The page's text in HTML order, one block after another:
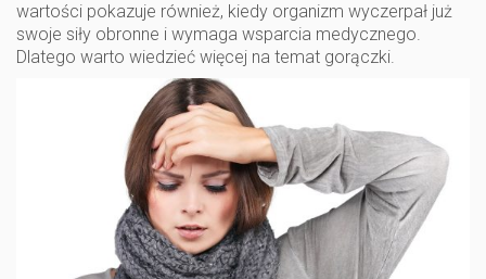
wartości pokazuje również, kiedy organizm wyczerpał już
swoje siły obronne i wymaga wsparcia medycznego.
Dlatego warto wiedzieć więcej na temat gorączki.